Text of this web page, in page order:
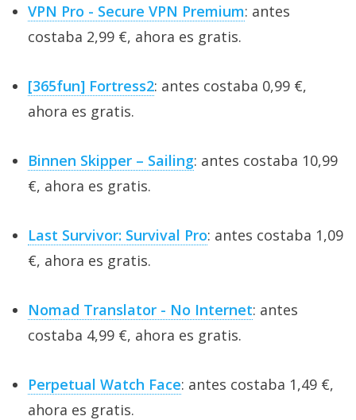
VPN Pro - Secure VPN Premium: antes
costaba 2,99 €, ahora es gratis.
[365fun] Fortress2: antes costaba 0,99 €,
ahora es gratis.
Binnen Skipper – Sailing: antes costaba 10,99
€, ahora es gratis.
Last Survivor: Survival Pro: antes costaba 1,09
€, ahora es gratis.
Nomad Translator - No Internet: antes
costaba 4,99 €, ahora es gratis.
Perpetual Watch Face: antes costaba 1,49 €,
ahora es gratis.